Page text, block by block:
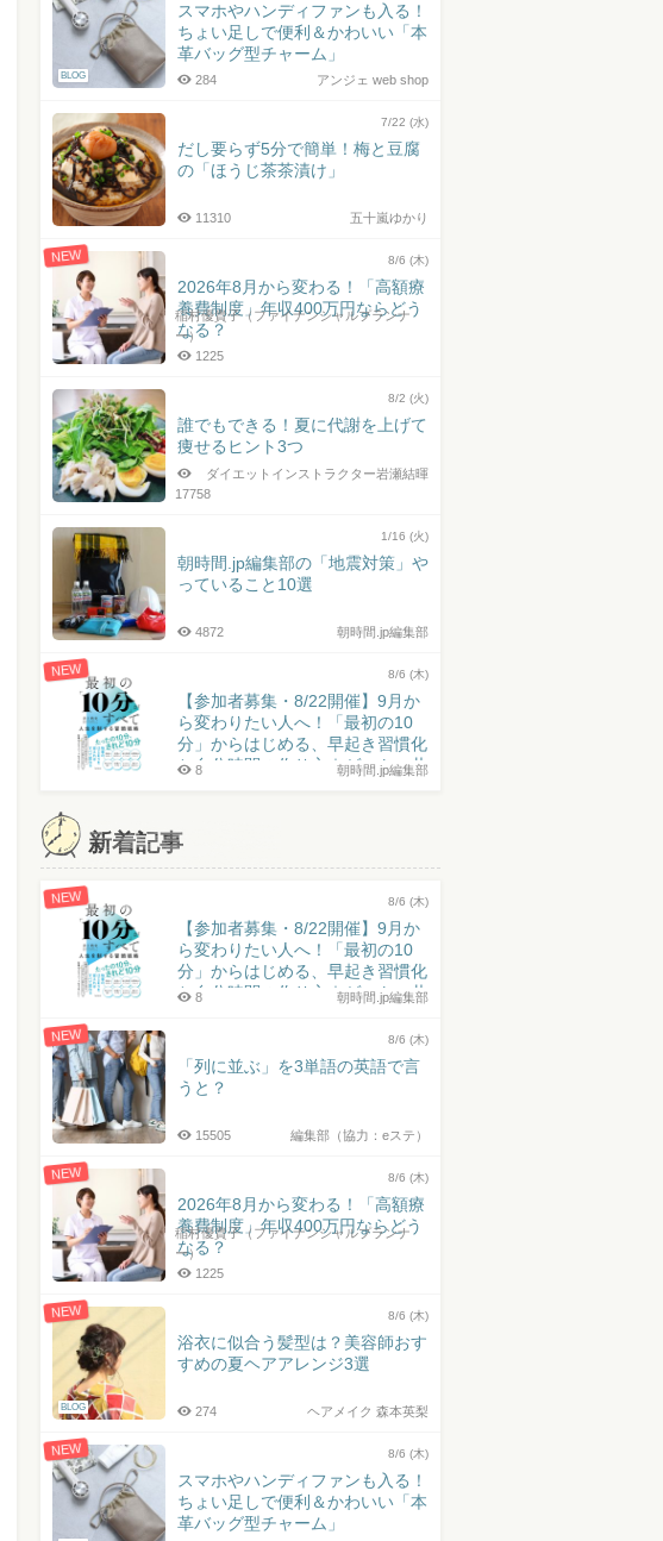
BLOG
スマホやハンディファンも入る！
ちょい足しで便利＆かわいい「本
革バッグ型チャーム」
アンジェ web shop
284
7/22 (水)
だし要らず5分で簡単！梅と豆腐
の「ほうじ茶茶漬け」
五十嵐ゆかり
11310
NEW 8/6 (木)
2026年8月から変わる！「高額療
養費制度」年収400万円ならどう
なる？
稲村優貴子（ファイナンシャルプランナ
ー）
1225
8/2 (火)
誰でもできる！夏に代謝を上げて
痩せるヒント3つ
ダイエットインストラクター岩瀬結暉
17758
1/16 (火)
朝時間.jp編集部の「地震対策」や
っていること10選
朝時間.jp編集部
4872
NEW 8/6 (木)
【参加者募集・8/22開催】9月か
ら変わりたい人へ！「最初の10
分」からはじめる、早起き習慣化
と自分時間の作り方｜ゲスト：井
朝時間.jp編集部
8
新着記事
NEW 8/6 (木)
【参加者募集・8/22開催】9月か
ら変わりたい人へ！「最初の10
分」からはじめる、早起き習慣化
と自分時間の作り方｜ゲスト：井
朝時間.jp編集部
8
NEW 8/6 (木)
「列に並ぶ」を3単語の英語で言
うと？
編集部（協力：eステ）
15505
NEW 8/6 (木)
2026年8月から変わる！「高額療
養費制度」年収400万円ならどう
なる？
稲村優貴子（ファイナンシャルプランナ
ー）
1225
NEW
BLOG
8/6 (木)
浴衣に似合う髪型は？美容師おす
すめの夏ヘアアレンジ3選
ヘアメイク 森本英梨
274
NEW 8/6 (木)
スマホやハンディファンも入る！
ちょい足しで便利＆かわいい「本
革バッグ型チャーム」